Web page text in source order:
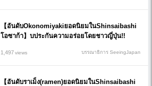
【อันดับOkonomiyakiยอดนิยมในShinsaibashi
โอซาก้า】บประกันความอร่อยโดยชาวญี่ปุ่น!!
1,497views บรรณาธิการ SeeingJapan
【อันดับราเม็ง(ramen)ยอดนิยมในShinsaibashi